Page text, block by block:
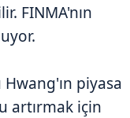
FINMA'nın
piyasa
artırmak için